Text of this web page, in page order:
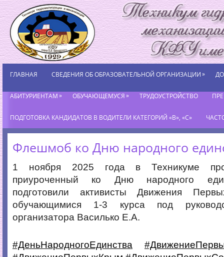
ГЛАВНАЯ СВЕДЕНИЯ ОБ ОБРАЗОВАТЕЛЬНОЙ ОРГАНИЗАЦИИ»
АБИТУРИЕНТАМ» ОБУЧАЮЩЕМУСЯ» ТРУДОУСТРОЙСТВО
ПОДГОТОВКА КАНДИДАТОВ В ВОДИТЕЛИ КАТЕГОРИЙ «В», «С»
Флешмоб ко Дню народного
1 ноября 2025 года в Техникуме
приуроченный ко Дню народного
подготовили активисты Движения
обучающимися 1-3 курса под
организатора Василько Е.А.
#ДеньНародногоЕдинства